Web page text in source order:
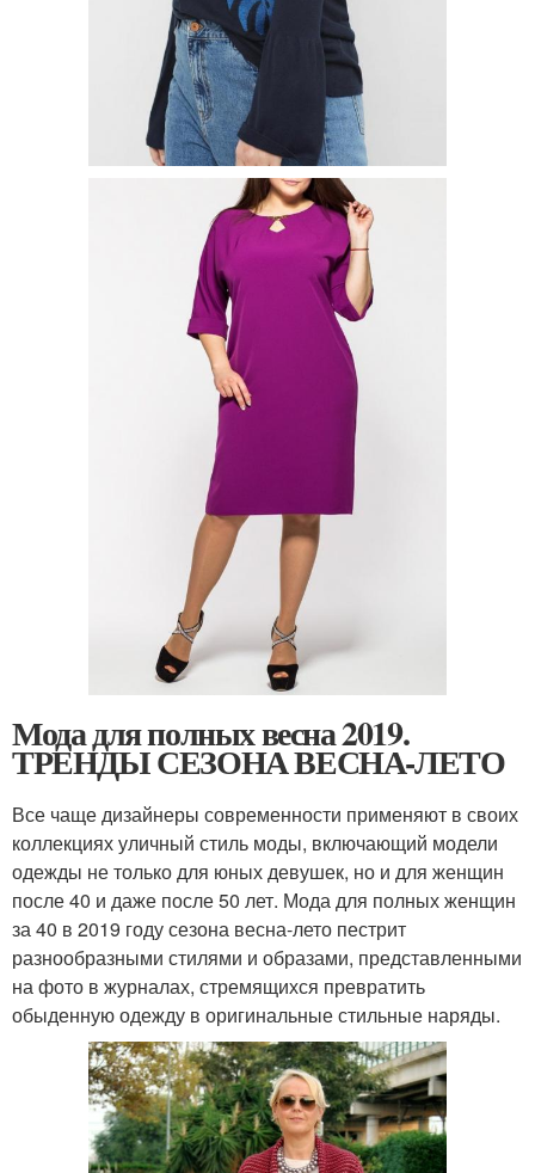
Мода для полных весна 2019.
ТРЕНДЫ СЕЗОНА ВЕСНА-ЛЕТО
Все чаще дизайнеры современности применяют в своих
коллекциях уличный стиль моды, включающий модели
одежды не только для юных девушек, но и для женщин
после 40 и даже после 50 лет. Мода для полных женщин
за 40 в 2019 году сезона весна-лето пестрит
разнообразными стилями и образами, представленными
на фото в журналах, стремящихся превратить
обыденную одежду в оригинальные стильные наряды.